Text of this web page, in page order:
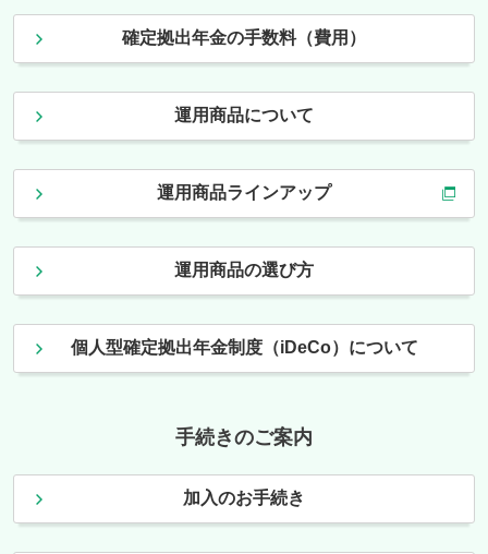
確定拠出年金の手数料（費用）
運用商品について
運用商品ラインアップ
運用商品の選び方
個人型確定拠出年金制度（iDeCo）について
手続きのご案内
加入のお手続き